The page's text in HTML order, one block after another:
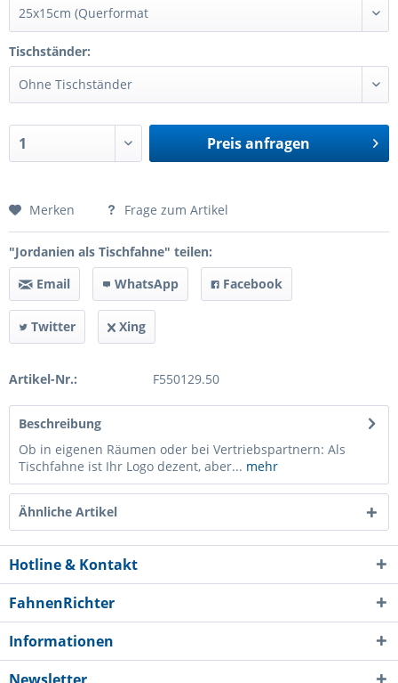
Tischständer:
Preis anfragen
Preis anfragen
Merken Frage zum Artikel
"Jordanien als Tischfahne" teilen:
Email
WhatsApp Facebook
Twitter Xing
Artikel-Nr.: F550129.50
Beschreibung
Ob in eigenen Räumen oder bei Vertriebspartnern: Als
Tischfahne ist Ihr Logo dezent, aber... mehr
Ähnliche Artikel
Hotline & Kontakt
FahnenRichter
Informationen